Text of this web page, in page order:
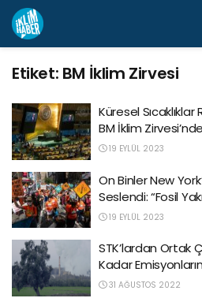
Etiket: BM İklim Zirvesi
Küresel
BM İklim
19 EYLÜL 2023
On Binler New
Seslendi: “Fosil
19 EYLÜL 2023
STK’lardan Ortak
Kadar
31 AĞUSTOS 2022